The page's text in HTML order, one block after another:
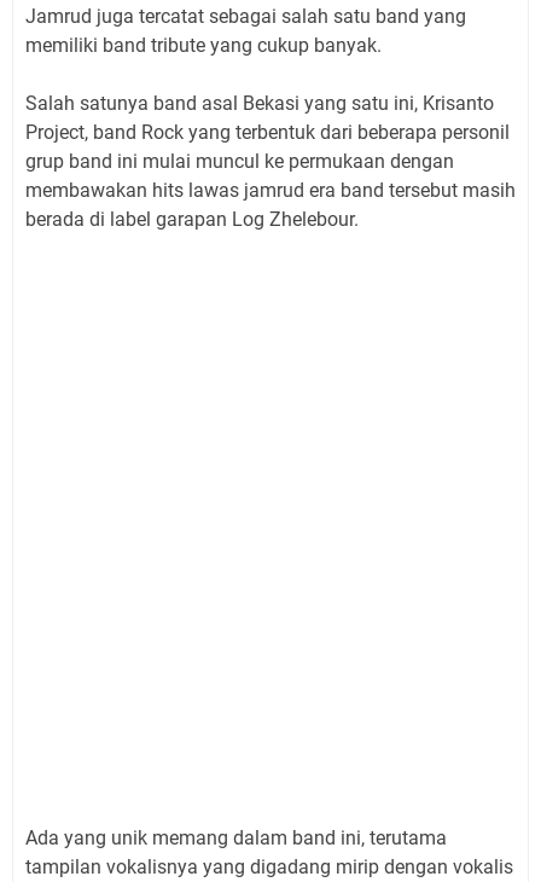
Jamrud juga tercatat sebagai salah satu band yang
memiliki band tribute yang cukup banyak.
Salah satunya band asal Bekasi yang satu ini, Krisanto
Project, band Rock yang terbentuk dari beberapa personil
grup band ini mulai muncul ke permukaan dengan
membawakan hits lawas jamrud era band tersebut masih
berada di label garapan Log Zhelebour.
Ada yang unik memang dalam band ini, terutama
tampilan vokalisnya yang digadang mirip dengan vokalis